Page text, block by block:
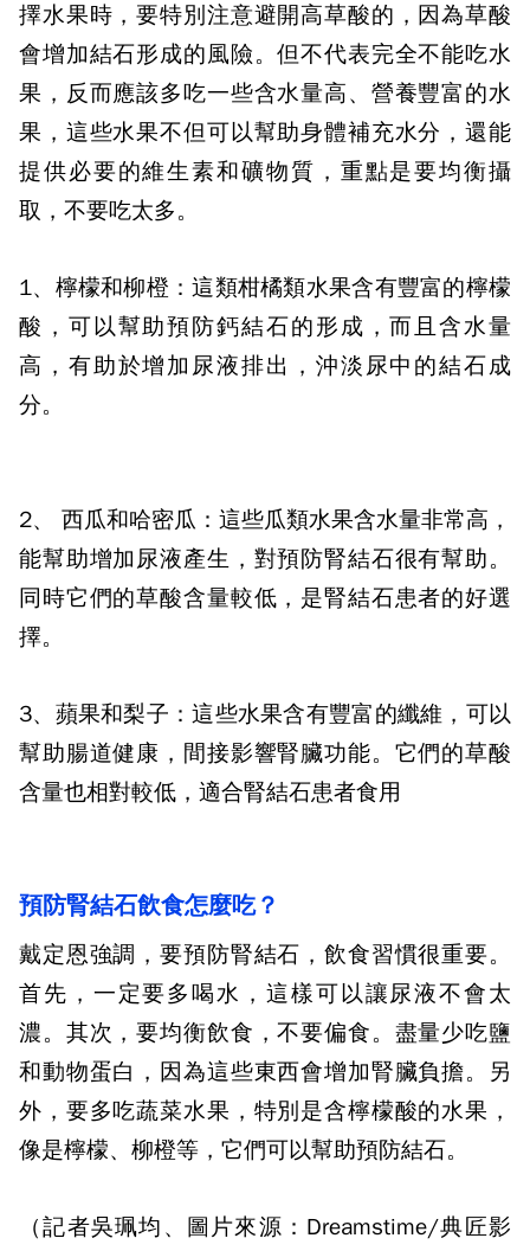
擇水果時，要特別注意避開高草酸的，因為草酸
會增加結石形成的風險。但不代表完全不能吃水
果，反而應該多吃一些含水量高、營養豐富的水
果，這些水果不但可以幫助身體補充水分，還能
提供必要的維生素和礦物質，重點是要均衡攝
取，不要吃太多。
1、 檸檬和柳橙：這類柑橘類水果含有豐富的檸檬
酸，可以幫助預防鈣結石的形成，而且含水量
高，有助於增加尿液排出，沖淡尿中的結石成
分。
2、 西瓜和哈密瓜： 這些瓜類水果含水量非常高，
能幫助增加尿液產生，對預防腎結石很有幫助。
同時它們的草酸含量較低，是腎結石患者的好選
擇。
3、 蘋果和梨子：這些水果含有豐富的纖維，可以
幫助腸道健康，間接影響腎臟功能。它們的草酸
含量也相對較低，適合腎結石患者食用
預防腎結石飲食怎麼吃？
戴定恩強調，要預防腎結石，飲食習慣很重要。
首先，一定要多喝水，這樣可以讓尿液不會太
濃。其次，要均衡飲食，不要偏食。盡量少吃鹽
和動物蛋白，因為這些東西會增加腎臟負擔。另
外，要多吃蔬菜水果，特別是含檸檬酸的水果，
像是檸檬、柳橙等，它們可以幫助預防結石。
（記者吳珮均、圖片來源：Dreamstime/典匠影